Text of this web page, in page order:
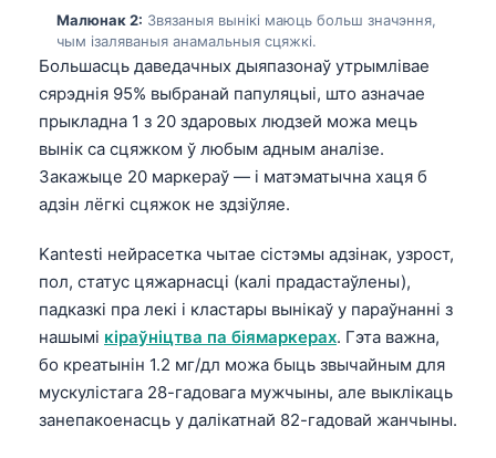
Малюнак 2: Звязаныя вынікі маюць больш значэння,
чым ізаляваныя анамальныя сцяжкі.
Большасць даведачных дыяпазонаў утрымлівае
сярэднія 95% выбранай папуляцыі, што азначае
прыкладна 1 з 20 здаровых людзей можа мець
вынік са сцяжком ў любым адным аналізе.
Закажыце 20 маркераў — і матэматычна хаця б
адзін лёгкі сцяжок не здзіўляе.
Kantesti нейрасетка чытае сістэмы адзінак, узрост,
пол, статус цяжарнасці (калі прадастаўлены),
падказкі пра лекі і кластары вынікаў у параўнанні з
нашымі кіраўніцтва па біямаркерах. Гэта важна,
бо креатынін 1.2 мг/дл можа быць звычайным для
мускулістага 28-гадовага мужчыны, але выклікаць
занепакоенасць у далікатнай 82-гадовай жанчыны.